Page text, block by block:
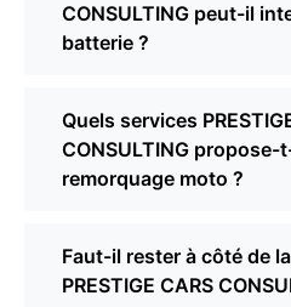
CONSULTING peut-il
batterie ?
Quels services
CONSULTING
remorquage moto ?
Faut-il rester à côté de
PRESTIGE CARS